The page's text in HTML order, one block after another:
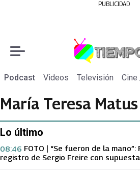
PUBLICIDAD
Podcast Videos Televisión Cine
María Teresa Matus
Lo último
FOTO | “Se fueron de la
registro de Sergio Freire con
08:46